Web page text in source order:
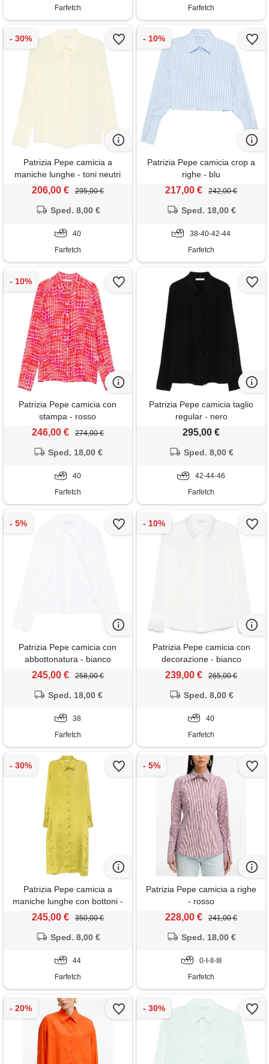
Farfetch Farfetch
Patrizia Pepe camicia a
maniche lunghe - toni neutri
206,00 € 295,00 €
Sped. 8,00 €
40
Farfetch
Patrizia Pepe camicia crop a
righe - blu
217,00 € 242,00 €
Sped. 18,00 €
38-40-42-44
Farfetch
Patrizia Pepe camicia con
stampa - rosso
246,00 € 274,00 €
Sped. 18,00 €
40
Farfetch
Patrizia Pepe camicia taglio
regular - nero
295,00 €
Sped. 8,00 €
42-44-46
Farfetch
Patrizia Pepe camicia con
abbottonatura - bianco
245,00 € 258,00 €
Sped. 18,00 €
38
Farfetch
Patrizia Pepe camicia con
decorazione - bianco
239,00 € 265,00 €
Sped. 8,00 €
40
Farfetch
Patrizia Pepe camicia a
maniche lunghe con bottoni -
verde
245,00 € 350,00 €
Sped. 8,00 €
44
Farfetch
Patrizia Pepe camicia a righe
- rosso
228,00 € 241,00 €
Sped. 18,00 €
0-I-II-III
Farfetch